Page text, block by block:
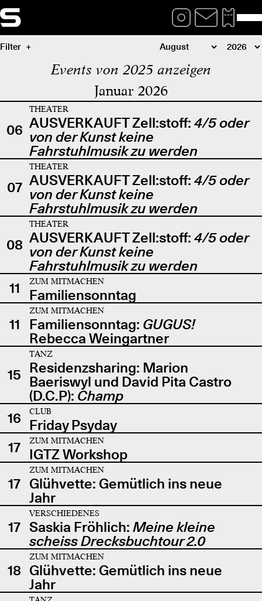
Filter
Events von 2025 anzeigen
Januar 2026
06
THEATER
AUSVERKAUFT Zell:stoff: 4/5 oder
von der Kunst keine
Fahrstuhlmusik zu werden
07
THEATER
AUSVERKAUFT Zell:stoff: 4/5 oder
von der Kunst keine
Fahrstuhlmusik zu werden
08
THEATER
AUSVERKAUFT Zell:stoff: 4/5 oder
von der Kunst keine
Fahrstuhlmusik zu werden
11
ZUM MITMACHEN
Familiensonntag
11
ZUM MITMACHEN
Familiensonntag: GUGUS!
Rebecca Weingartner
15
TANZ
Residenzsharing: Marion
Baeriswyl und David Pita Castro
(D.C.P): Champ
16
CLUB
Friday Psyday
17
ZUM MITMACHEN
IGTZ Workshop
17
ZUM MITMACHEN
Glühvette: Gemütlich ins neue
Jahr
17
VERSCHIEDENES
Saskia Fröhlich: Meine kleine
scheiss Drecksbuchtour 2.0
18
ZUM MITMACHEN
Glühvette: Gemütlich ins neue
Jahr